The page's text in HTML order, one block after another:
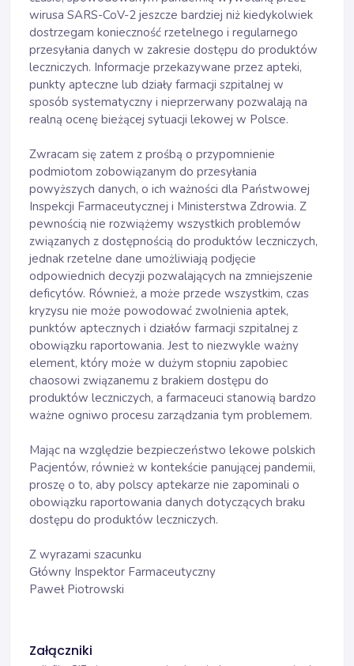
wirusa SARS-CoV-2 jeszcze bardziej niż kiedykolwiek
dostrzegam konieczność rzetelnego i regularnego
przesyłania danych w zakresie dostępu do produktów
leczniczych. Informacje przekazywane przez apteki,
punkty apteczne lub działy farmacji szpitalnej w
sposób systematyczny i nieprzerwany pozwalają na
realną ocenę bieżącej sytuacji lekowej w Polsce.
Zwracam się zatem z prośbą o przypomnienie
podmiotom zobowiązanym do przesyłania
powyższych danych, o ich ważności dla Państwowej
Inspekcji Farmaceutycznej i Ministerstwa Zdrowia. Z
pewnością nie rozwiążemy wszystkich problemów
związanych z dostępnością do produktów leczniczych,
jednak rzetelne dane umożliwiają podjęcie
odpowiednich decyzji pozwalających na zmniejszenie
deficytów. Również, a może przede wszystkim, czas
kryzysu nie może powodować zwolnienia aptek,
punktów aptecznych i działów farmacji szpitalnej z
obowiązku raportowania. Jest to niezwykle ważny
element, który może w dużym stopniu zapobiec
chaosowi związanemu z brakiem dostępu do
produktów leczniczych, a farmaceuci stanowią bardzo
ważne ogniwo procesu zarządzania tym problemem.
Mając na względzie bezpieczeństwo lekowe polskich
Pacjentów, również w kontekście panującej pandemii,
proszę o to, aby polscy aptekarze nie zapominali o
obowiązku raportowania danych dotyczących braku
dostępu do produktów leczniczych.
Z wyrazami szacunku
Główny Inspektor Farmaceutyczny
Paweł Piotrowski
Załączniki